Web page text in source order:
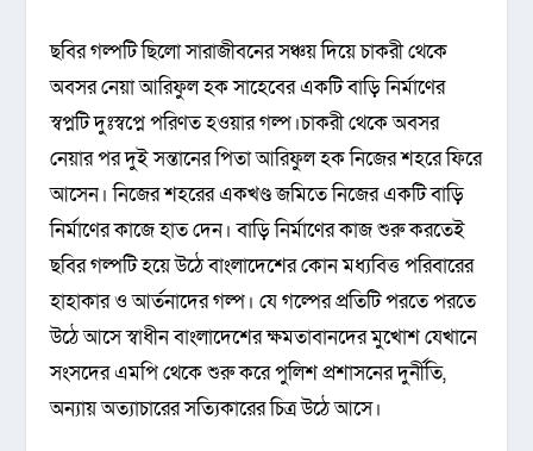
ছবির গল্পটি ছিলো সারাজীবনের সঞ্চয় দিয়ে চাকরী থেকে
অবসর নেয়া আরিফুল হক সাহেবের একটি বাড়ি নির্মাণের
স্বপ্নটি দুঃস্বপ্নে পরিণত হওয়ার গল্প।চাকরী থেকে অবসর
নেয়ার পর দুই সন্তানের পিতা আরিফুল হক নিজের শহরে ফিরে
আসেন। নিজের শহরের একখণ্ড জমিতে নিজের একটি বাড়ি
নির্মাণের কাজে হাত দেন। বাড়ি নির্মাণের কাজ শুরু করতেই
ছবির গল্পটি হয়ে উঠে বাংলাদেশের কোন মধ্যবিত্ত পরিবারের
হাহাকার ও আর্তনাদের গল্প। যে গল্পের প্রতিটি পরতে পরতে
উঠে আসে স্বাধীন বাংলাদেশের ক্ষমতাবানদের মুখোশ যেখানে
সংসদের এমপি থেকে শুরু করে পুলিশ প্রশাসনের দুর্নীতি,
অন্যায় অত্যাচারের সত্যিকারের চিত্র উঠে আসে।